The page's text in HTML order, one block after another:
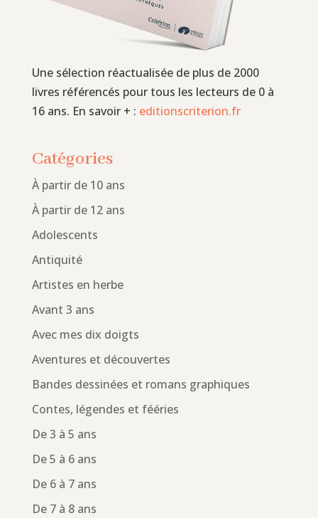
Une sélection réactualisée de plus de 2000
livres référencés pour tous les lecteurs de 0 à
16 ans. En savoir + : editionscriterion.fr
Catégories
À partir de 10 ans
À partir de 12 ans
Adolescents
Antiquité
Artistes en herbe
Avant 3 ans
Avec mes dix doigts
Aventures et découvertes
Bandes dessinées et romans graphiques
Contes, légendes et fééries
De 3 à 5 ans
De 5 à 6 ans
De 6 à 7 ans
De 7 à 8 ans